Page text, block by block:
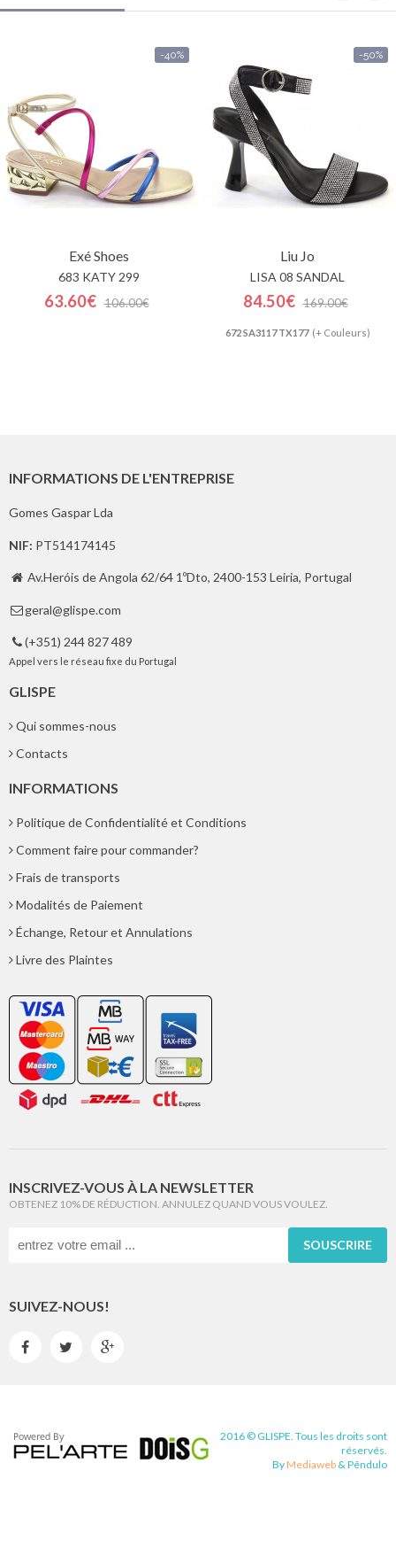
-40%
Exé Shoes
683 KATY 299
63.60€ 106.00€
-50%
Liu Jo
LISA 08 SANDAL
84.50€ 169.00€
672 SA3117 TX177(+ Couleurs)
INFORMATIONS DE L'ENTREPRISE
Gomes Gaspar Lda
NIF: PT514174145
 Av.Heróis de Angola 62/64 1ºDto, 2400-153 Leiria, Portugal
 geral@glispe.com
 (+351) 244 827 489
Appel vers le réseau fixe du Portugal
GLISPE
Qui sommes-nous
Contacts
INFORMATIONS
Politique de Confidentialité et Conditions
Comment faire pour commander?
Frais de transports
Modalités de Paiement
Échange, Retour et Annulations
Livre des Plaintes
INSCRIVEZ-VOUS À LA NEWSLETTER
OBTENEZ 10% DE RÉDUCTION. ANNULEZ QUAND VOUS VOULEZ.
SOUSCRIRE
SUIVEZ-NOUS!
  
2016 © GLISPE. Tous les droits sont
réservés.
By Mediaweb & Pêndulo